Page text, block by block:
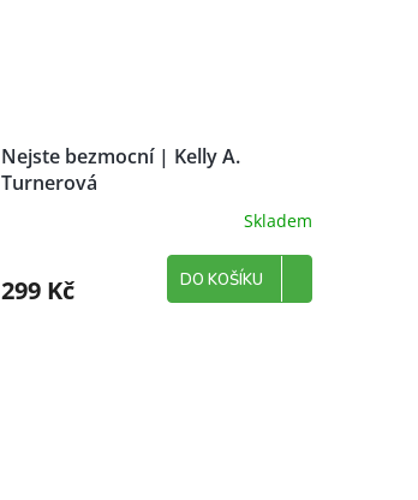
Nejste bezmocní | Kelly A.
Turnerová
Skladem
299 Kč DO KOŠÍKU